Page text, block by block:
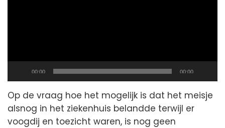
Current
00:00
Total
00:00
Op de vraag hoe het mogelijk is dat het meisje
alsnog in het ziekenhuis belandde terwijl er
voogdij en toezicht waren, is nog geen